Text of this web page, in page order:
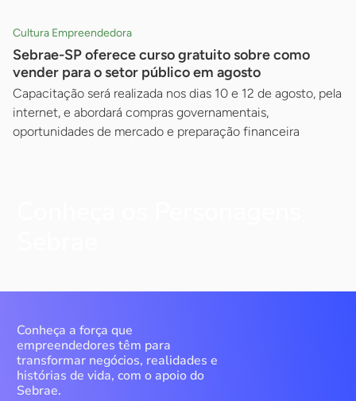
Cultura Empreendedora
Sebrae-SP oferece curso gratuito sobre como
vender para o setor público em agosto
Capacitação será realizada nos dias 10 e 12 de agosto, pela
internet, e abordará compras governamentais,
oportunidades de mercado e preparação financeira
Conheça a força que
empreendedores têm para
transformar negócios, realidades e
histórias de vida, com o apoio do
Sebrae.